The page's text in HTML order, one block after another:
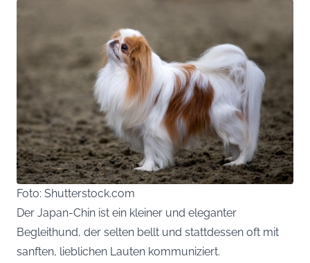
Foto: Shutterstock.com
Der Japan-Chin ist ein kleiner und eleganter
Begleithund, der selten bellt und stattdessen oft mit
sanften, lieblichen Lauten kommuniziert.